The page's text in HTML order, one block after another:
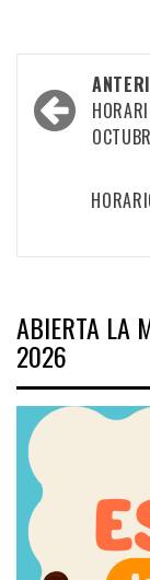
por
entradas
ABIERTA LA
2026